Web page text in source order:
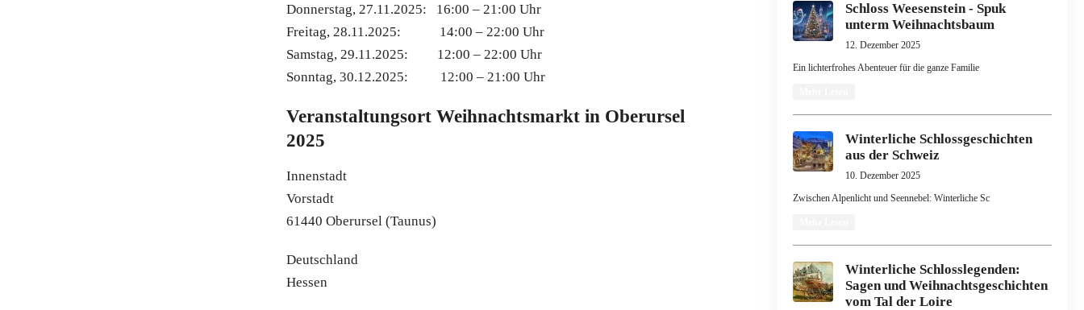
Donnerstag, 27.11.2025: 16:00 – 21:00 Uhr
Freitag, 28.11.2025: 14:00 – 22:00 Uhr
Samstag, 29.11.2025: 12:00 – 22:00 Uhr
Sonntag, 30.12.2025: 12:00 – 21:00 Uhr
Veranstaltungsort Weihnachtsmarkt in Oberursel
2025
Innenstadt
Vorstadt
61440 Oberursel (Taunus)
Deutschland
Hessen
Schloss Weesenstein - Spuk
unterm Weihnachtsbaum
12. Dezember 2025
Ein lichterfrohes Abenteuer für die ganze Familie
Winterliche Schlossgeschichten
aus der Schweiz
10. Dezember 2025
Zwischen Alpenlicht und Seennebel: Winterliche Sc
Winterliche Schlosslegenden:
Sagen und Weihnachtsgeschichten
vom Tal der Loire